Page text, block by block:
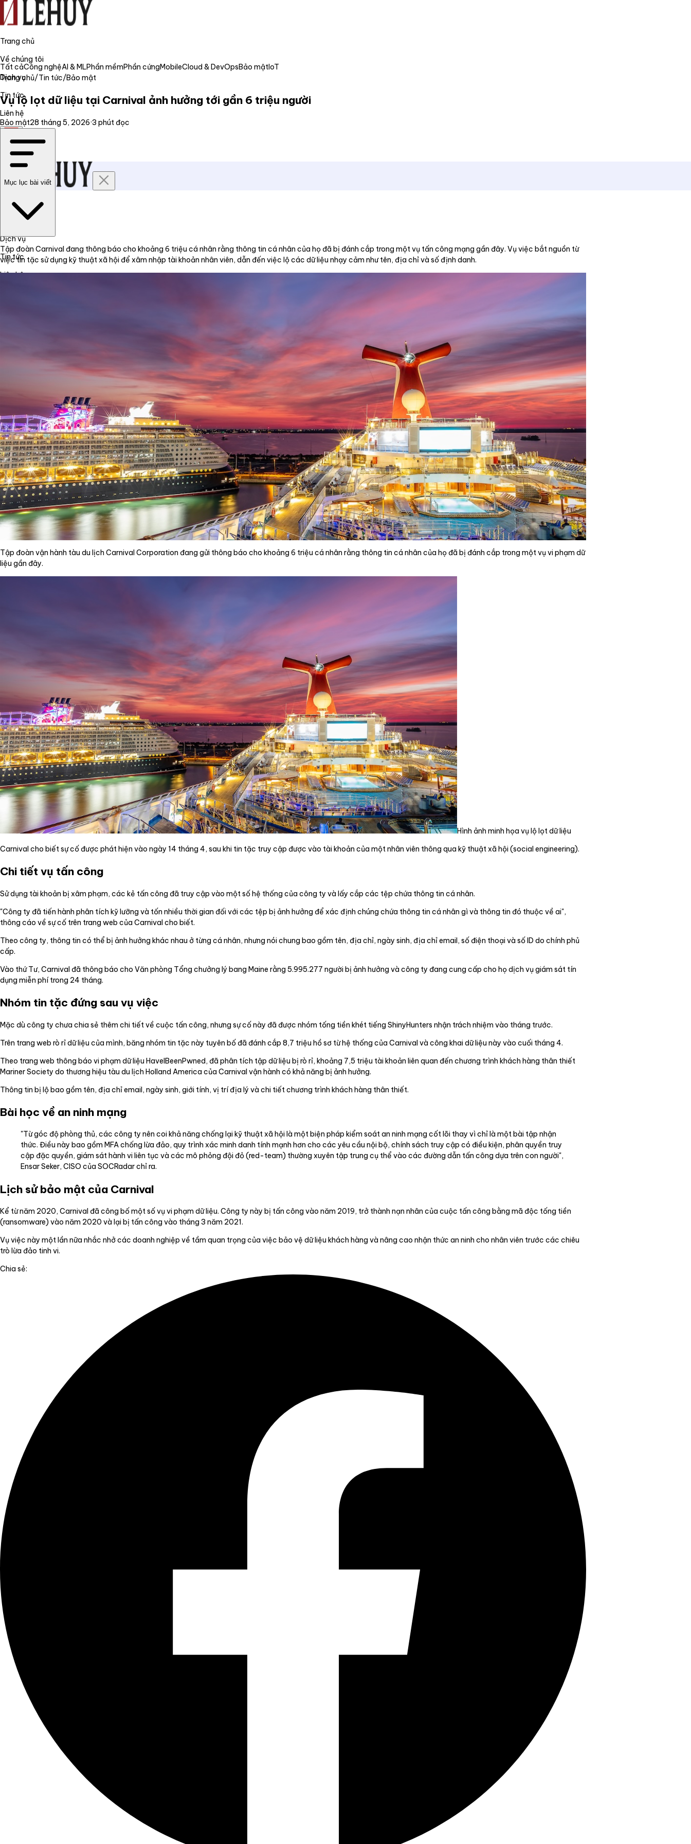
Trang chủ
Về chúng tôi
Dịch vụ
Tin tức
Liên hệ
Trang chủ
Về chúng tôi
Dịch vụ
Tin tức
Liên hệ
Tất cảCông nghệAI & MLPhần mềmPhần cứngMobileCloud & DevOpsBảo mậtIoT
Trang chủ/Tin tức/Bảo mật
Vụ lộ lọt dữ liệu tại Carnival ảnh hưởng tới gần 6 triệu người
Bảo mật28 tháng 5, 2026·3 phút đọc
Mục lục bài viết
Tập đoàn Carnival đang thông báo cho khoảng 6 triệu cá nhân rằng thông tin cá nhân của họ đã bị đánh cắp trong một vụ tấn công mạng gần đây. Vụ việc bắt nguồn từ
việc tin tặc sử dụng kỹ thuật xã hội để xâm nhập tài khoản nhân viên, dẫn đến việc lộ các dữ liệu nhạy cảm như tên, địa chỉ và số định danh.
Tập đoàn vận hành tàu du lịch Carnival Corporation đang gửi thông báo cho khoảng 6 triệu cá nhân rằng thông tin cá nhân của họ đã bị đánh cắp trong một vụ vi phạm dữ
liệu gần đây.
Hình ảnh minh họa vụ lộ lọt dữ liệu
Carnival cho biết sự cố được phát hiện vào ngày 14 tháng 4, sau khi tin tặc truy cập được vào tài khoản của một nhân viên thông qua kỹ thuật xã hội (social engineering).
Chi tiết vụ tấn công
Sử dụng tài khoản bị xâm phạm, các kẻ tấn công đã truy cập vào một số hệ thống của công ty và lấy cắp các tệp chứa thông tin cá nhân.
"Công ty đã tiến hành phân tích kỹ lưỡng và tốn nhiều thời gian đối với các tệp bị ảnh hưởng để xác định chúng chứa thông tin cá nhân gì và thông tin đó thuộc về ai",
thông cáo về sự cố trên trang web của Carnival cho biết.
Theo công ty, thông tin có thể bị ảnh hưởng khác nhau ở từng cá nhân, nhưng nói chung bao gồm tên, địa chỉ, ngày sinh, địa chỉ email, số điện thoại và số ID do chính phủ
cấp.
Vào thứ Tư, Carnival đã thông báo cho Văn phòng Tổng chưởng lý bang Maine rằng 5.995.277 người bị ảnh hưởng và công ty đang cung cấp cho họ dịch vụ giám sát tín
dụng miễn phí trong 24 tháng.
Nhóm tin tặc đứng sau vụ việc
Mặc dù công ty chưa chia sẻ thêm chi tiết về cuộc tấn công, nhưng sự cố này đã được nhóm tống tiền khét tiếng ShinyHunters nhận trách nhiệm vào tháng trước.
Trên trang web rò rỉ dữ liệu của mình, băng nhóm tin tặc này tuyên bố đã đánh cắp 8,7 triệu hồ sơ từ hệ thống của Carnival và công khai dữ liệu này vào cuối tháng 4.
Theo trang web thông báo vi phạm dữ liệu HaveIBeenPwned, đã phân tích tập dữ liệu bị rò rỉ, khoảng 7,5 triệu tài khoản liên quan đến chương trình khách hàng thân thiết
Mariner Society do thương hiệu tàu du lịch Holland America của Carnival vận hành có khả năng bị ảnh hưởng.
Thông tin bị lộ bao gồm tên, địa chỉ email, ngày sinh, giới tính, vị trí địa lý và chi tiết chương trình khách hàng thân thiết.
Bài học về an ninh mạng
"Từ góc độ phòng thủ, các công ty nên coi khả năng chống lại kỹ thuật xã hội là một biện pháp kiểm soát an ninh mạng cốt lõi thay vì chỉ là một bài tập nhận
thức. Điều này bao gồm MFA chống lừa đảo, quy trình xác minh danh tính mạnh hơn cho các yêu cầu nội bộ, chính sách truy cập có điều kiện, phân quyền truy
cập đặc quyền, giám sát hành vi liên tục và các mô phỏng đội đỏ (red-team) thường xuyên tập trung cụ thể vào các đường dẫn tấn công dựa trên con người",
Ensar Seker, CISO của SOCRadar chỉ ra.
Lịch sử bảo mật của Carnival
Kể từ năm 2020, Carnival đã công bố một số vụ vi phạm dữ liệu. Công ty này bị tấn công vào năm 2019, trở thành nạn nhân của cuộc tấn công bằng mã độc tống tiền
(ransomware) vào năm 2020 và lại bị tấn công vào tháng 3 năm 2021.
Vụ việc này một lần nữa nhắc nhở các doanh nghiệp về tầm quan trọng của việc bảo vệ dữ liệu khách hàng và nâng cao nhận thức an ninh cho nhân viên trước các chiêu
trò lừa đảo tinh vi.
Chia sẻ: